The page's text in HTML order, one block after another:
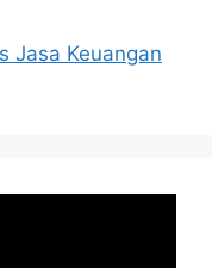
Jasa Keuangan